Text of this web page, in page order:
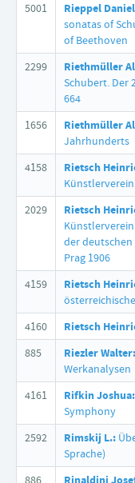
5001
Rieppel
sonatas of
of Beethoven
2299
Riethmüller
Schubert. Der
664
1656
Riethmüller
Jahrhunderts
4158
Rietsch
2029
Rietsch
der deutschen
Prag 1906
4159
Rietsch
4160
Rietsch
885
Riezler Walter:
Werkanalysen
4161
Rifkin Joshua:
Symphony
2592
Rimskij L.:
Sprache)
886
Rinaldini